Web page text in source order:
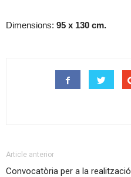
Dimensions: 95 x 130 cm.
Article anterior
Convocatòria per a la realització